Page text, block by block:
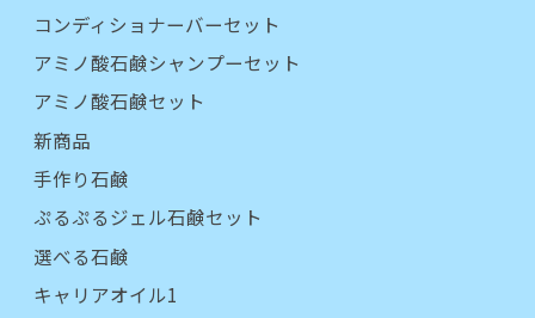
コンディショナーバーセット
アミノ酸石鹸シャンプーセット
アミノ酸石鹸セット
新商品
手作り石鹸
ぷるぷるジェル石鹸セット
選べる石鹸
キャリアオイル1